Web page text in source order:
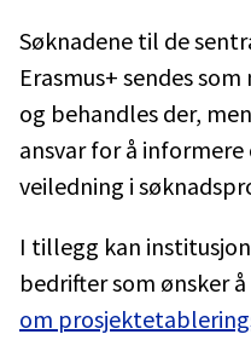
Søknadene til de
Erasmus+ sendes
og behandles der,
ansvar for å
veiledning i
I tillegg kan
bedrifter som ønsker
om